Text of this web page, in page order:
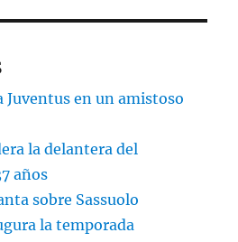
en un amistoso
la delantera del
años
sobre Sassuolo
la temporada